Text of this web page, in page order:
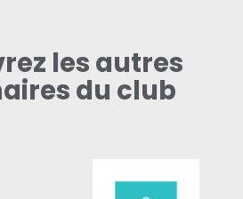
les autres
du club